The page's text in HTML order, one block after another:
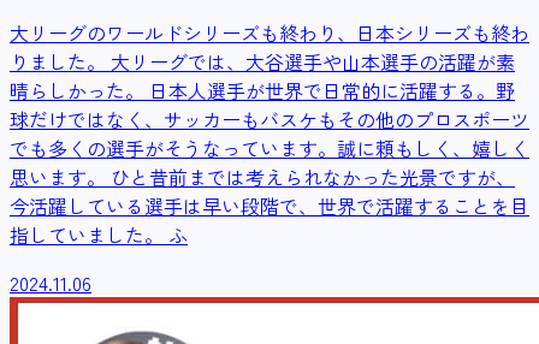
大リーグのワールドシリーズも終わり、日本シリーズも終わ
りました。 大リーグでは、大谷選手や山本選手の活躍が素
晴らしかった。 日本人選手が世界で日常的に活躍する。野
球だけではなく、サッカーもバスケもその他のプロスポーツ
でも多くの選手がそうなっています。誠に頼もしく、嬉しく
思います。 ひと昔前までは考えられなかった光景ですが、
今活躍している選手は早い段階で、世界で活躍することを目
指していました。 ふ
2024.11.06